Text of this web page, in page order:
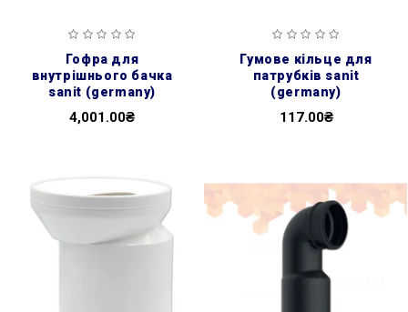
гофра для
внутрішнього бачка
sanit (germany)
4,001.00₴
гумове кільце для
патрубків sanit
(germany)
117.00₴